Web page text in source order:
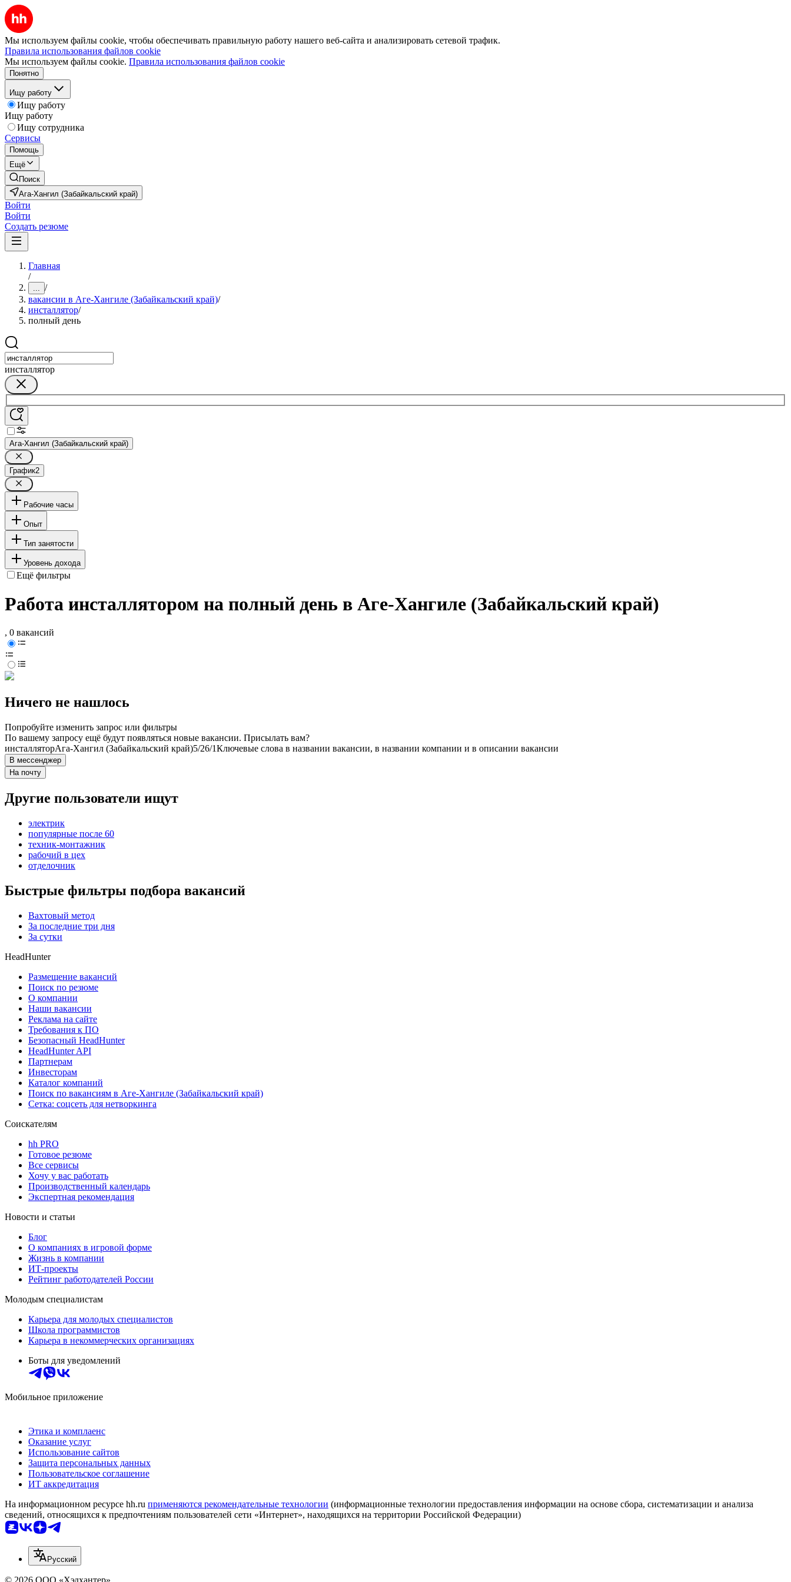
Мы используем файлы cookie, чтобы обеспечивать правильную работу нашего веб-сайта и анализировать сетевой трафик.
Правила использования файлов cookie
Мы используем файлы cookie. Правила использования файлов cookie
Понятно
Ищу работу
Ищу работу
Ищу работу
Ищу сотрудника
Сервисы
Помощь
Ещё
Поиск
Ага-Хангил (Забайкальский край)
Войти
Войти
Создать резюме
Главная
/
... /
вакансии в Аге-Хангиле (Забайкальский край)/
инсталлятор/
полный день
инсталлятор
Ага-Хангил (Забайкальский край)
График2
Рабочие часы
Опыт
Тип занятости
Уровень дохода
Ещё фильтры
Работа инсталлятором на полный день в Аге-Хангиле (Забайкальский край)
, 0 вакансий
Ничего не нашлось
Попробуйте изменить запрос или фильтры
По вашему запросу ещё будут появляться новые вакансии. Присылать вам?
инсталляторАга-Хангил (Забайкальский край)5/26/1Ключевые слова в названии вакансии, в названии компании и в описании вакансии
В мессенджер
На почту
Другие пользователи ищут
электрик
популярные после 60
техник-монтажник
рабочий в цех
отделочник
Быстрые фильтры подбора вакансий
Вахтовый метод
За последние три дня
За сутки
HeadHunter
Размещение вакансий
Поиск по резюме
О компании
Наши вакансии
Реклама на сайте
Требования к ПО
Безопасный HeadHunter
HeadHunter API
Партнерам
Инвесторам
Каталог компаний
Поиск по вакансиям в Аге-Хангиле (Забайкальский край)
Сетка: соцсеть для нетворкинга
Соискателям
hh PRO
Готовое резюме
Все сервисы
Хочу у вас работать
Производственный календарь
Экспертная рекомендация
Новости и статьи
Блог
О компаниях в игровой форме
Жизнь в компании
ИТ-проекты
Рейтинг работодателей России
Молодым специалистам
Карьера для молодых специалистов
Школа программистов
Карьера в некоммерческих организациях
Боты для уведомлений
Мобильное приложение
Этика и комплаенс
Оказание услуг
Использование сайтов
Защита персональных данных
Пользовательское соглашение
ИТ аккредитация
На информационном ресурсе hh.ru применяются рекомендательные технологии (информационные технологии предоставления информации на основе сбора, систематизации и анализа
сведений, относящихся к предпочтениям пользователей сети «Интернет», находящихся на территории Российской Федерации)
Русский
© 2026 ООО «Хэдхантер»